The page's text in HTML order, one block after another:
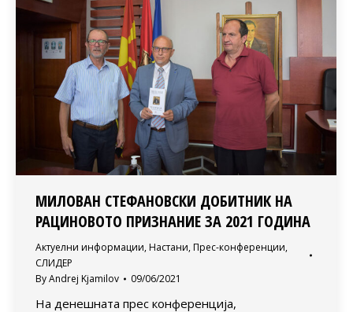
МИЛОВАН СТЕФАНОВСКИ ДОБИТНИК НА
РАЦИНОВОТО ПРИЗНАНИЕ ЗА 2021 ГОДИНА
Актуелни информации, Настани, Прес-конференции,
СЛИДЕР
ByAndrej Kjamilov 09/06/2021
На денешната прес конференција,